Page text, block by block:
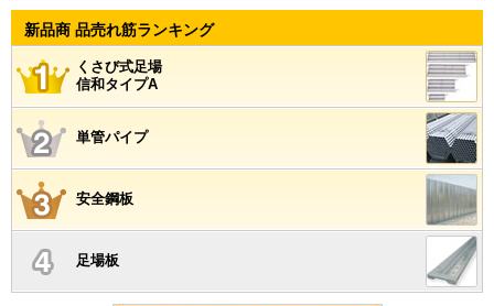
新品商 品売れ筋ランキング
くさび式足場
信和タイプA
単管パイプ
安全鋼板
足場板